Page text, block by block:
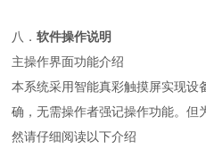
八．软件操作说明
主操作界面功能介绍
本系统采用智能真彩触摸屏实现设
确，无需操作者强记操作功能。但
然请仔细阅读以下介绍